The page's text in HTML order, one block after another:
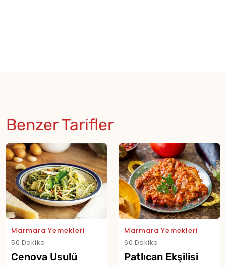
Benzer Tarifler
Marmara Yemekleri
50 Dakika
Cenova Usulü
Marmara Yemekleri
60 Dakika
Patlıcan Ekşilisi